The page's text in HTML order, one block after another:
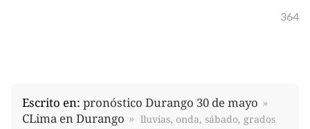
364
Escrito en: pronóstico Durango 30 de mayo
CLima en Durango
lluvias, onda, sábado, grados